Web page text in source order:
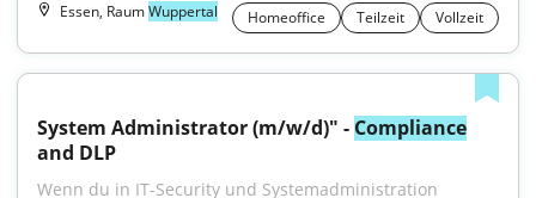
Essen, RaumWuppertal Homeoffice Teilzeit Vollzeit
System Administrator (m/w/d)" - Compliance
and DLP
Wenn du in IT-Security und Systemadministration